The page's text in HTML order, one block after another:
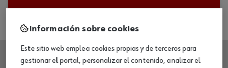
Información sobre cookies
Este sitio web emplea cookies propias y de terceros para
gestionar el portal, personalizar el contenido, analizar el